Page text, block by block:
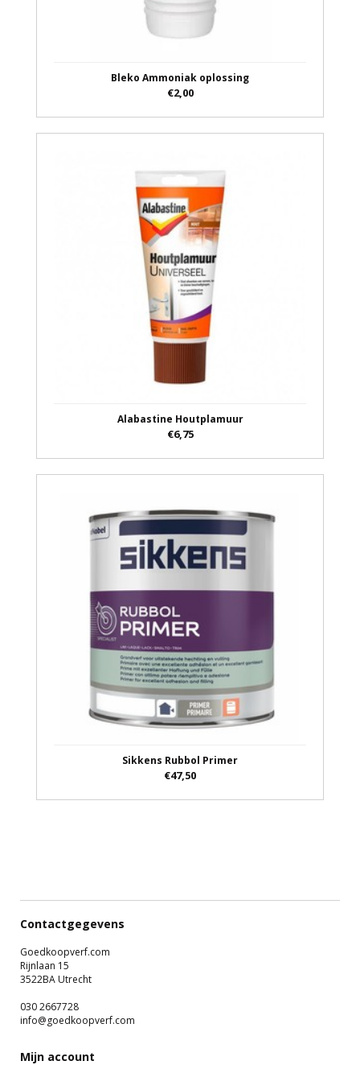
Bleko Ammoniak oplossing
€2,00
Alabastine Houtplamuur
€6,75
Sikkens Rubbol Primer
€47,50
Contactgegevens
Goedkoopverf.com
Rijnlaan 15
3522BA Utrecht
030 2667728
info@goedkoopverf.com
Mijn account